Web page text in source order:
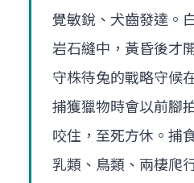
覺敏銳、犬齒發達。
岩石縫中，黃昏後才
守株待兔的戰略守候
捕獲獵物時會以前腳
咬住，至死方休。捕
乳類、鳥類、兩棲